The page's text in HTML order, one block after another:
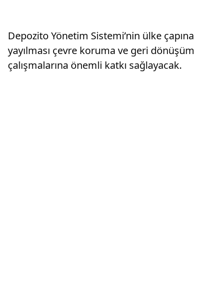
Depozito Yönetim Sistemi’nin ülke çapına
yayılması çevre koruma ve geri dönüşüm
çalışmalarına önemli katkı sağlayacak.